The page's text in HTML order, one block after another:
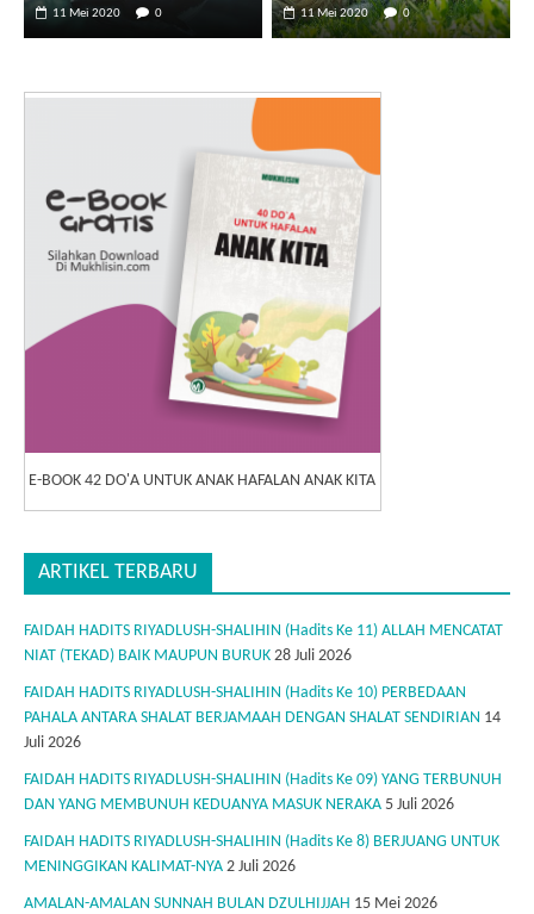
11 Mei 2020 0 11 Mei 2020 0
E-BOOK 42 DO'A UNTUK ANAK HAFALAN ANAK KITA
ARTIKEL TERBARU
FAIDAH HADITS RIYADLUSH-SHALIHIN (Hadits Ke 11) ALLAH MENCATAT
NIAT (TEKAD) BAIK MAUPUN BURUK 28 Juli 2026
FAIDAH HADITS RIYADLUSH-SHALIHIN (Hadits Ke 10) PERBEDAAN
PAHALA ANTARA SHALAT BERJAMAAH DENGAN SHALAT SENDIRIAN 14
Juli 2026
FAIDAH HADITS RIYADLUSH-SHALIHIN (Hadits Ke 09) YANG TERBUNUH
DAN YANG MEMBUNUH KEDUANYA MASUK NERAKA 5 Juli 2026
FAIDAH HADITS RIYADLUSH-SHALIHIN (Hadits Ke 8) BERJUANG UNTUK
MENINGGIKAN KALIMAT-NYA 2 Juli 2026
AMALAN-AMALAN SUNNAH BULAN DZULHIJJAH 15 Mei 2026